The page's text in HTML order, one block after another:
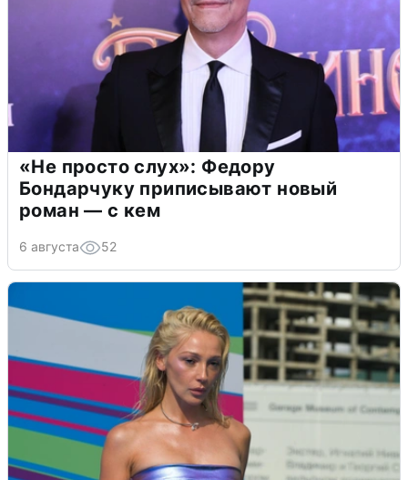
«Не просто слух»: Федору
Бондарчуку приписывают новый
роман — с кем
6 августа 52